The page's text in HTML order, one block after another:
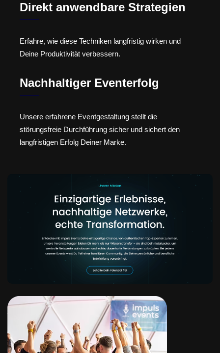
Direkt anwendbare Strategien
Erfahre, wie diese Techniken langfristig wirken und
Deine Produktivität verbessern.
Nachhaltiger Eventerfolg
Unsere erfahrene Eventgestaltung stellt die
störungsfreie Durchführung sicher und sichert den
langfristigen Erfolg Deiner Marke.